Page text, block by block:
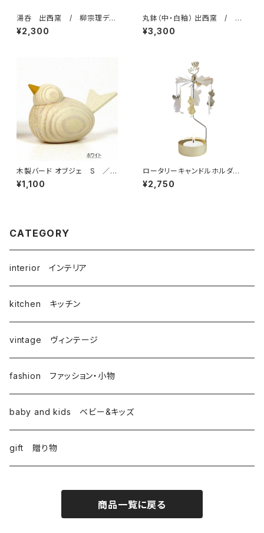
湯呑 出西窯 / 柳宗理ディ
レクション出西窯シリーズ
¥2,300
丸鉢（中・白釉） 出西窯 / 柳
宗理ディレクション出西窯シリー
ズ
¥3,300
木製バード オブジェ S ／
ラッセントレ Larssons tra
¥1,100
ロータリーキャンドルホルダ
ー ムーミンイマジン / プル
ート・プロダクト
¥2,750
CATEGORY
interior インテリア
kitchen キッチン
vintage ヴィンテージ
fashion ファッション・小物
baby and kids ベビー&キッズ
gift 贈り物
商品一覧に戻る